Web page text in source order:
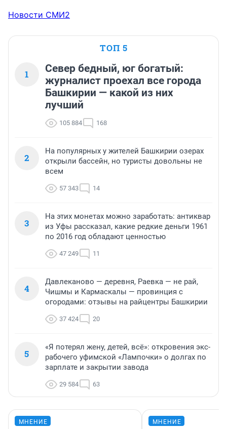
Новости СМИ2
ТОП 5
1
Север бедный, юг богатый:
журналист проехал все города
Башкирии — какой из них
лучший
105 884 168
2
На популярных у жителей Башкирии озерах
открыли бассейн, но туристы довольны не
всем
57 343 14
3
На этих монетах можно заработать: антиквар
из Уфы рассказал, какие редкие деньги 1961
по 2016 год обладают ценностью
47 249 11
4
Давлеканово — деревня, Раевка — не рай,
Чишмы и Кармаскалы — провинция с
огородами: отзывы на райцентры Башкирии
37 424 20
5
«Я потерял жену, детей, всё»: откровения экс-
рабочего уфимской «Лампочки» о долгах по
зарплате и закрытии завода
29 584 63
МНЕНИЕ МНЕНИЕ